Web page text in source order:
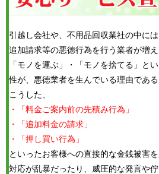
引越し会社や、不用品回収業社の中に
追加請求等の悪徳行為を行う業者が増え
「モノを運ぶ」・「モノを捨てる」と
性が、悪徳業者を生んでいる理由であ
こうした、
・「料金ご案内前の先積み行為」
・「追加料金の請求」
・「押し買い行為」
といったお客様への直接的な金銭被害
対応が乱暴だったり、威圧的な発言や